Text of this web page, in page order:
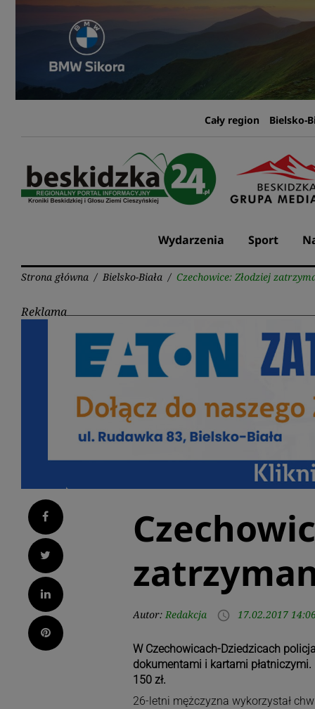
Przejdź
Cały region Bielsko-
Wydarzenia Sport
Strona główna / Bielsko-Biała / Czechowice: Złodziej
Reklama
Facebook
Twitter
LinkedIn
Pinterest
Autor: Redakcja access_time 17.02.2017
W Czechowicach-Dziedzicach
dokumentami i kartami płatniczymi.
150 zł.
26-letni mężczyzna wykorzystał